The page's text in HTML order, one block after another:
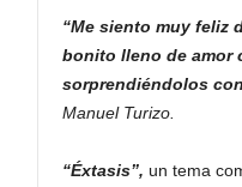
“Me siento muy feliz
bonito lleno de amor
sorprendiéndolos
Manuel Turizo.
“Éxtasis”, un tema